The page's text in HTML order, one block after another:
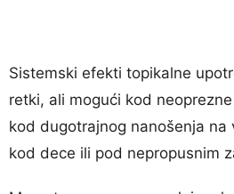
Sistemski efekti topikalne
retki, ali mogući kod
kod dugotrajnog nanošenja na
kod dece ili pod nepropusnim